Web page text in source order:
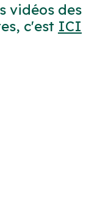
vidéos des
c'est ICI